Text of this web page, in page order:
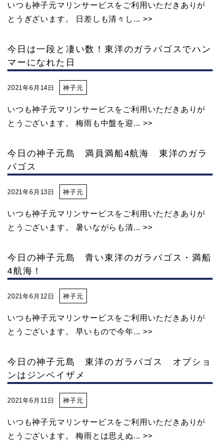
いつも神子元マリンサービスをご利用いただきありが
とうぎざいます。 日差しも清々し... >>
今日は一段と凄い数！東洋のガラパゴスでハン
マーになれた日
2021年6月14日 神子元
いつも神子元マリンサービスをご利用いただきありが
とうございます。 梅雨も中盤を迎... >>
今日の神子元島 満員満船4航海 東洋のガラ
パゴス
2021年6月13日 神子元
いつも神子元マリンサービスをご利用いただきありが
とうございます。 暑いながらも清... >>
今日の神子元島 青い東洋のガラパゴス・満船
4航海！
2021年6月12日 神子元
いつも神子元マリンサービスをご利用いただきありが
とうございます。 早いもので今年... >>
今日の神子元島 東洋のガラパゴス オプショ
ンはジンベイザメ
2021年6月11日 神子元
いつも神子元マリンサービスをご利用いただきありが
とうございます。 梅雨とは思えぬ... >>